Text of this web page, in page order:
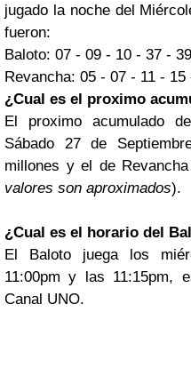
jugado la noche del
fueron:
Baloto: 07 - 09 - 10 - 37 -
Revancha: 05 - 07 - 11 - 15
¿Cual es el proximo
El proximo acumulado
Sábado 27 de
millones y el de
valores son aproximados).
¿Cual es el horario del
El Baloto juega los
11:00pm y las 11:15pm,
Canal UNO.